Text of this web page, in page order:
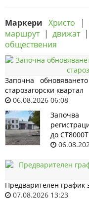
Маркери Христо |
маршрут|движат
обществения
Започна
старозагорски квартал
06.08.2026 06:08
до
Предварителен график
07.08.2026 13:23